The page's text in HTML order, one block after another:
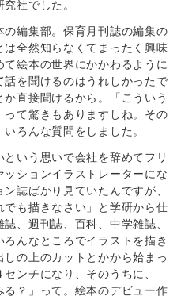
社でした。
編集部。保育月刊誌の編集の
全然知らなくてまったく興味
絵本の世界にかかわるように
を聞けるのはうれしかったで
直接聞けるから。「こういう
て驚きもありますしね。その
ろんな質問をしました。
いう思いで会社を辞めてフリ
ションイラストレーターにな
誌ばかり見ていたんですが、
でも描きなさい」と学研から仕
、週刊誌、百科、中学雑誌、
んなところでイラストを描き
の上のカットとかから始まっ
ンチになり、そのうちに、
る？」って。絵本のデビュー作